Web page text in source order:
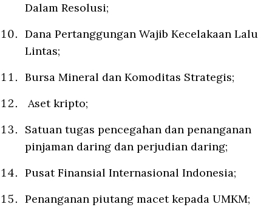
Dalam Resolusi;
⁠Dana Pertanggungan Wajib Kecelakaan Lalu
Lintas;
⁠Bursa Mineral dan Komoditas Strategis;
⁠Aset kripto;
⁠Satuan tugas pencegahan dan penanganan
pinjaman daring dan perjudian daring;
⁠Pusat Finansial Internasional Indonesia;
⁠Penanganan piutang macet kepada UMKM;